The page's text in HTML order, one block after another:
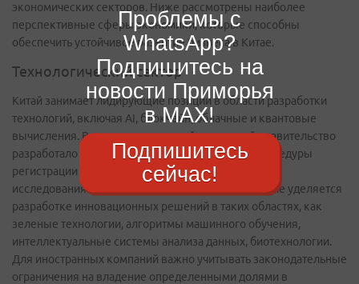
экономических секторов. Ниже рассмотрены наиболее
перспективные сферы экономики, которые способны
обеспечить устойчивое развитие бизнеса в Китае.
Технологический сектор
Китай занимает лидирующие позиции в области разработки
технологий, включая AI, блокчейн, облачные и квантовые
вычисления. В соответствии с этой стратегией правительство
разработало льготы, субсидии и упрощенные процедуры
регистрации компаний в Китае, занимающихся
исследованиями и разработками. Особое внимание уделяется
разработке инновационных решений в таких областях, как
зеленые технологии, алгоритмы машинного обучения,
интеллектуальные системы анализа данных, биотехнологии.
Для иностранных компаний важно учитывать законодательные
ограничения на владение определенными долями в
Проблемы с
WhatsApp?
Подпишитесь на
новости Приморья
в MAX!
Подпишитесь
сейчас!